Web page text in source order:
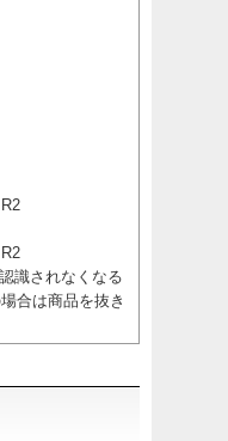
識されなくなる
合は商品を抜き